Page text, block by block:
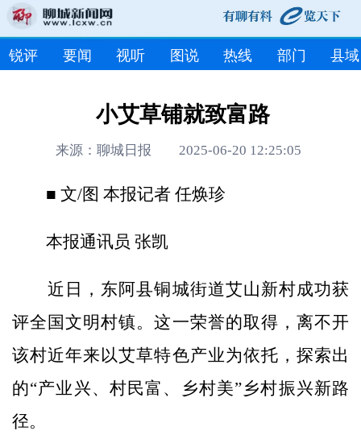
锐评 要闻 视听 图说 热线 部门 县域
小艾草铺就致富路
来源：聊城日报 2025-06-20 12:25:05
■ 文/图 本报记者 任焕珍
本报通讯员 张凯
近日，东阿县铜城街道艾山新村成功获
评全国文明村镇。这一荣誉的取得，离不开
该村近年来以艾草特色产业为依托，探索出
的“产业兴、村民富、乡村美”乡村振兴新路
径。